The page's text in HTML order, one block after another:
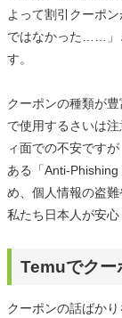
よって割引クーポ
ではなかった……」
す。
クーポンの種類が
で使用するさいは
ィ面での不安です
ある「Anti-
め、個人情報の盗難
私たち日本人が安心
Temuでクー
クーポンの話ばか